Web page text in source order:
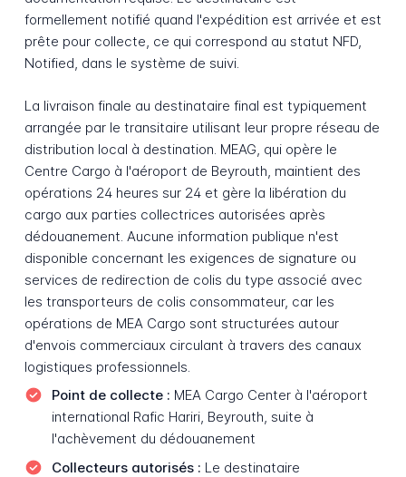
formellement notifié quand l'expédition est arrivée et est
prête pour collecte, ce qui correspond au statut NFD,
Notified, dans le système de suivi.
La livraison finale au destinataire final est typiquement
arrangée par le transitaire utilisant leur propre réseau de
distribution local à destination. MEAG, qui opère le
Centre Cargo à l'aéroport de Beyrouth, maintient des
opérations 24 heures sur 24 et gère la libération du
cargo aux parties collectrices autorisées après
dédouanement. Aucune information publique n'est
disponible concernant les exigences de signature ou
services de redirection de colis du type associé avec
les transporteurs de colis consommateur, car les
opérations de MEA Cargo sont structurées autour
d'envois commerciaux circulant à travers des canaux
logistiques professionnels.
Point de collecte : MEA Cargo Center à l'aéroport
international Rafic Hariri, Beyrouth, suite à
l'achèvement du dédouanement
Collecteurs autorisés : Le destinataire